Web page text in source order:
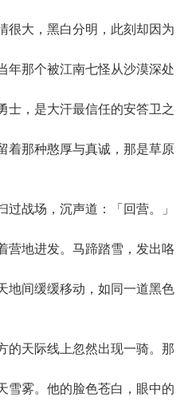
很大，黑白分明，此刻却因为
年那个被江南七怪从沙漠深处
士，是大汗最信任的安答卫之
着那种憨厚与真诚，那是草原
战场，沉声道：「回营。」
地进发。马蹄踏雪，发出咯
地间缓缓移动，如同一道黑色
天际线上忽然出现一骑。那
雪雾。他的脸色苍白，眼中的